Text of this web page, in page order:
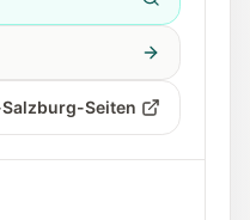
Seiten